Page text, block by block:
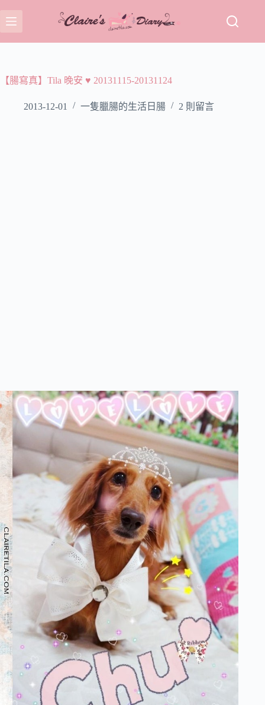
至
主
容【腸寫真】Tila 晚安 ♥ 20131115-20131124
2013-12-01 一隻臘腸的生活日腸 2 則留言